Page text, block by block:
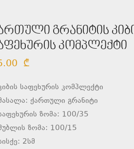
გრანიტის
კომპლექტი
₾
საფეხურის კომპლექტი
ქართული გრანიტი
ზომა: 100/35
ზომა: 100/15
2სმ